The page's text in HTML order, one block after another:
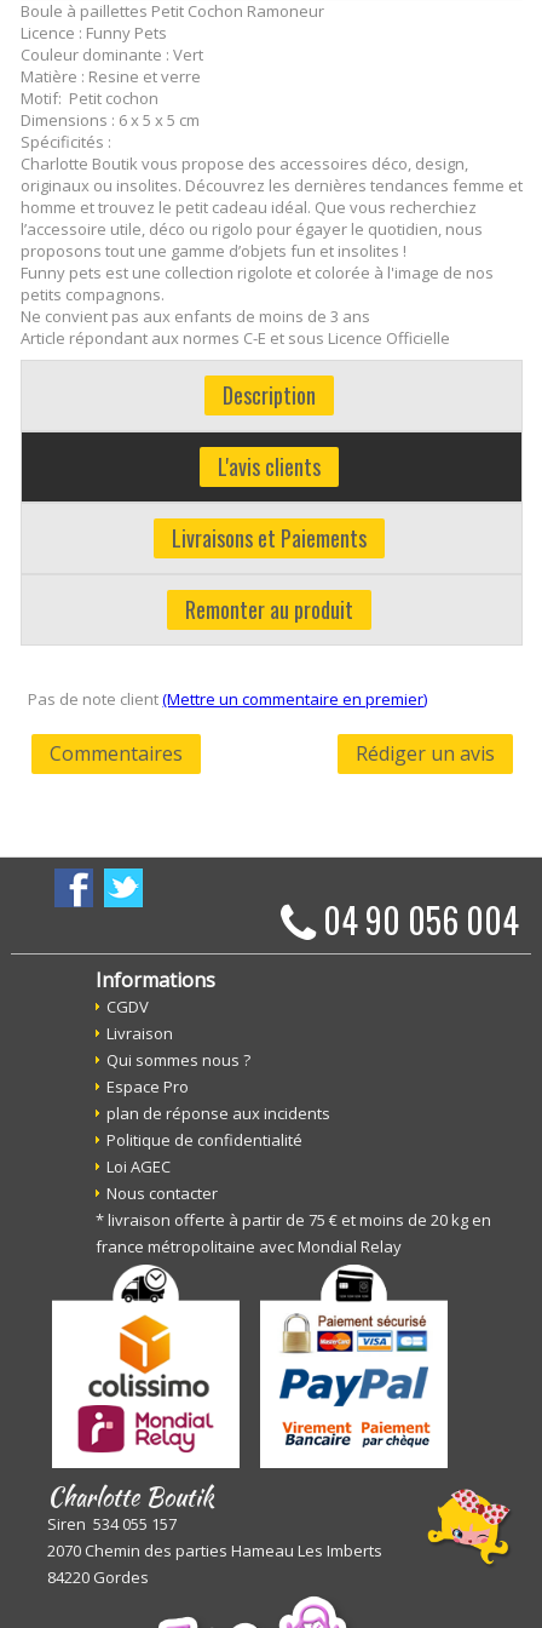
Boule à paillettes Petit Cochon Ramoneur
Licence : Funny Pets
Couleur dominante : Vert
Matière : Resine et verre
Motif: Petit cochon
Dimensions : 6 x 5 x 5 cm
Spécificités :
Charlotte Boutik vous propose des accessoires déco, design,
originaux ou insolites. Découvrez les dernières tendances femme et
homme et trouvez le petit cadeau idéal. Que vous recherchiez
l’accessoire utile, déco ou rigolo pour égayer le quotidien, nous
proposons tout une gamme d’objets fun et insolites !
Funny pets est une collection rigolote et colorée à l'image de nos
petits compagnons.
Ne convient pas aux enfants de moins de 3 ans
Article répondant aux normes C-E et sous Licence Officielle
Description
L'avis clients
Livraisons et Paiements
Remonter au produit
Pas de note client(Mettre un commentaire en premier)
Commentaires Rédiger un avis
04 90 056 004
Informations
CGDV
Livraison
Qui sommes nous ?
Espace Pro
plan de réponse aux incidents
Politique de confidentialité
Loi AGEC
Nous contacter
* livraison offerte à partir de 75 € et moins de 20 kg en
france métropolitaine avec Mondial Relay
Charlotte Boutik
Siren 534 055 157
2070 Chemin des parties Hameau Les Imberts
84220 Gordes